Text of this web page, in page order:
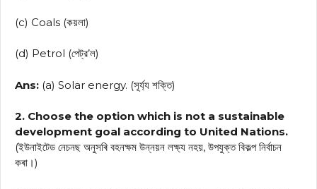
(c) Coals (কয়লা)
(d) Petrol (পেট্র’ল)
Ans: (a) Solar energy. (সূর্য্য শক্তি)
2. Choose the option which is not a sustainable
development goal according to United Nations.
(ইউনাইটেড নেচনছ অনুসৰি বহনক্ষম উন্নয়ন লক্ষ্য নহয়, উপযুক্ত বিকল্প নির্বাচন
কৰা।)